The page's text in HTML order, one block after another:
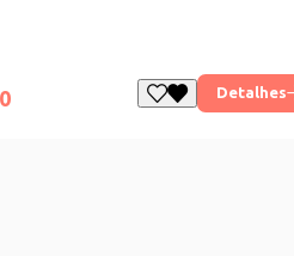
Detalhes